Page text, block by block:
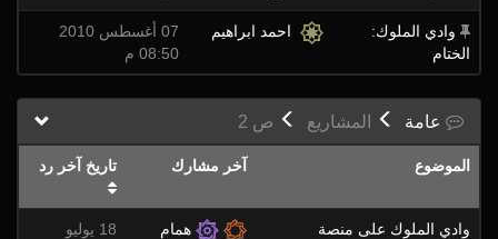
وادي الملوك:
الختام
احمد ابراهيم
07 أغسطس 2010
08:50 م
عامة المشاريع ص
الموضوع آخر مشارك تاريخ آخر رد
وادي الملوك على منصة
همام
18 يوليو